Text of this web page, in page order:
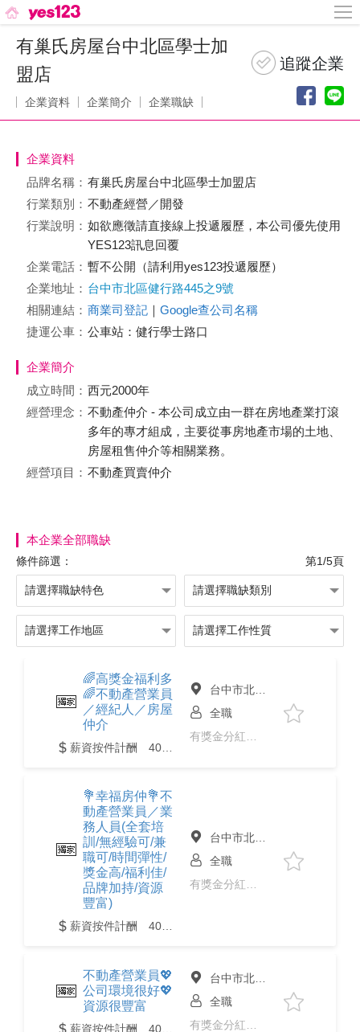
有巢氏房屋台中北區學士加
盟店
企業資料 企業簡介 企業職缺
企業資料
品牌名稱： 有巢氏房屋台中北區學士加盟店
行業類別： 不動產經營／開發
行業說明： 如欲應徵請直接線上投遞履歷，本公司優先使用
YES123訊息回覆
企業電話： 暫不公開（請利用yes123投遞履歷）
企業地址： 台中市北區健行路445之9號
相關連結： 商業司登記 ｜ Google查公司名稱
捷運公車： 公車站：健行學士路口
企業簡介
成立時間： 西元2000年
經營理念： 不動產仲介 - 本公司成立由一群在房地產業打滾
多年的專才組成，主要從事房地產市場的土地、
房屋租售仲介等相關業務。
經營項目： 不動產買賣仲介
本企業全部職缺
條件篩選： 第1/5頁
🌈高獎金福利多
🌈不動產營業員
／經紀人／房屋
仲介
台中市北區
全職
有獎金分紅、免經驗、二度就業
💐幸福房仲💐不
動產營業員／業
務人員(全套培
訓/無經驗可/兼
職可/時間彈性/
獎金高/福利佳/
品牌加持/資源
豐富)
台中市北區
全職
有獎金分紅、免經驗、二度就業
不動產營業員💖
公司環境很好💖
資源很豐富
台中市北區
全職
有獎金分紅、免經驗、二度就業